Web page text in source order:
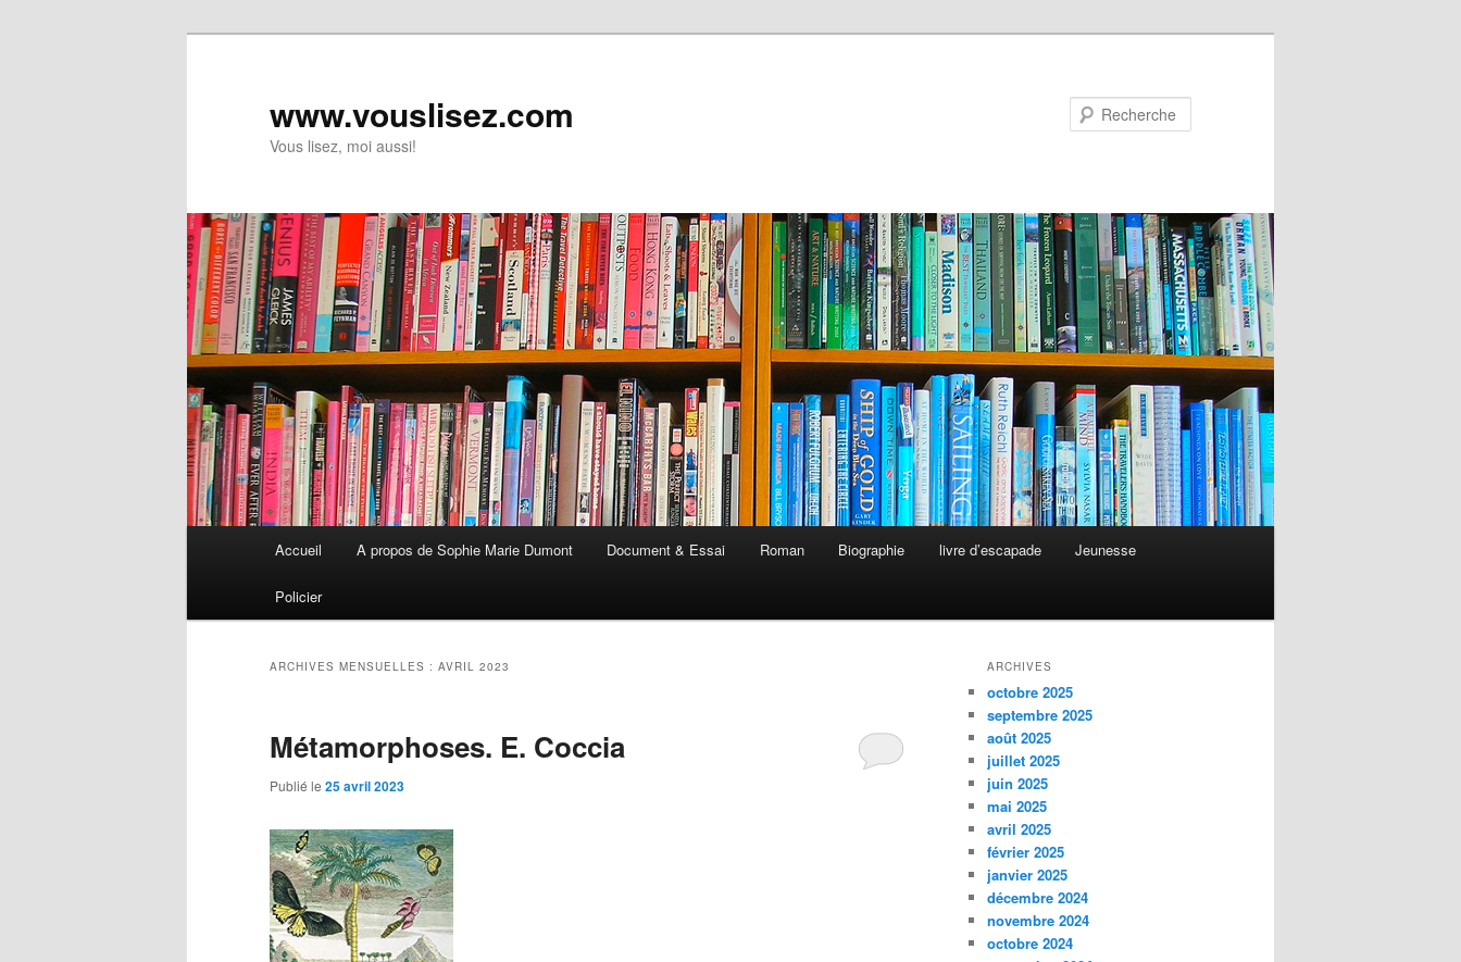
www.vouslisez.com
Vous lisez, moi aussi!
Aller
au
contenu
Aller
au
contenu
Accueil A propos de Sophie Marie Dumont Document & Essai Roman Biographie livre d’escapade Jeunesse
Policier
ARCHIVES MENSUELLES : AVRIL 2023
Métamorphoses. E. Coccia
Publié le 25 avril 2023
ARCHIVES
octobre 2025
septembre 2025
août 2025
juillet 2025
juin 2025
mai 2025
avril 2025
février 2025
janvier 2025
décembre 2024
novembre 2024
octobre 2024